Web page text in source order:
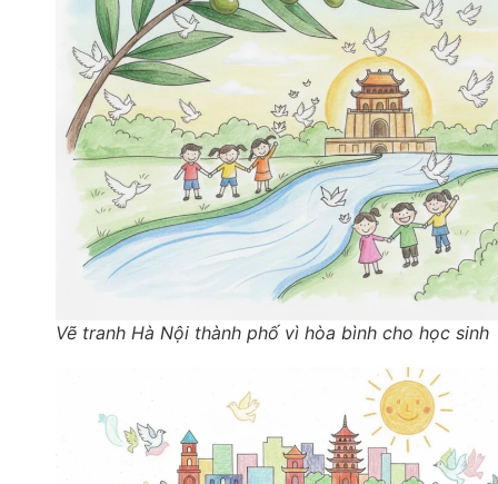
Vẽ tranh Hà Nội thành phố vì hòa bình cho học sinh